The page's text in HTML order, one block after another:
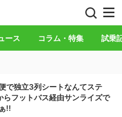
報誌「バスマガジン」公式WEB
ース コラム・特集 試乗
で独立3列シートなんてステ
フットバス経由サンライズで
!!